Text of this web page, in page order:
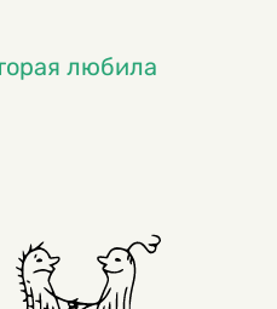
любила